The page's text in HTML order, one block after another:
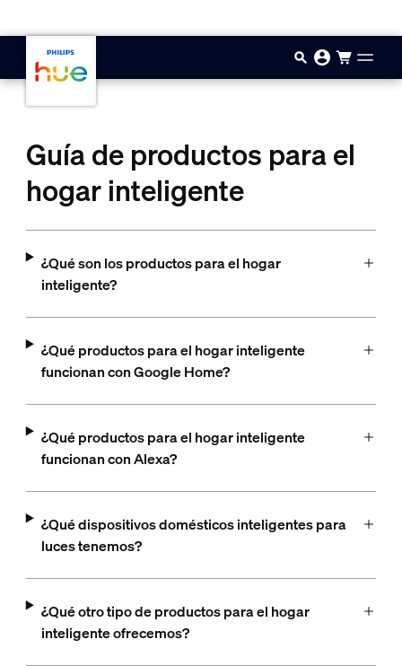
Guía de productos para el
hogar inteligente
¿Qué son los productos para el hogar
inteligente?
¿Qué productos para el hogar inteligente
funcionan con Google Home?
¿Qué productos para el hogar inteligente
funcionan con Alexa?
¿Qué dispositivos domésticos inteligentes para
luces tenemos?
¿Qué otro tipo de productos para el hogar
inteligente ofrecemos?